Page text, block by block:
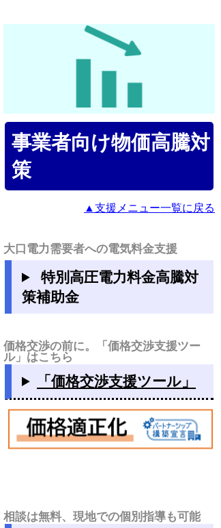
事業者向け物価高騰対
策
▲支援メニュー一覧に戻る
大口電力需要者への電気料金支援
特別高圧電力料金高騰対
策補助金
価格交渉の前に。「価格交渉支援ツー
ル」はこちら
「価格交渉支援ツール」
相談は無料、現地での個別指導も可能